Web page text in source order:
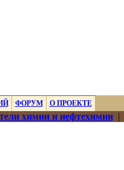
ФОРУМ О ПРОЕКТЕ
химии и нефтехимии|